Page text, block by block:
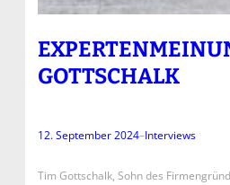
GOTTSCHALK
12. September 2024–Interviews
Tim Gottschalk, Sohn des